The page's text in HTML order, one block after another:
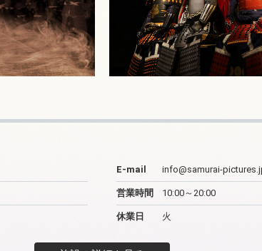
E-mail info@samurai-
営業時間 10:00～20:00
休業日 火